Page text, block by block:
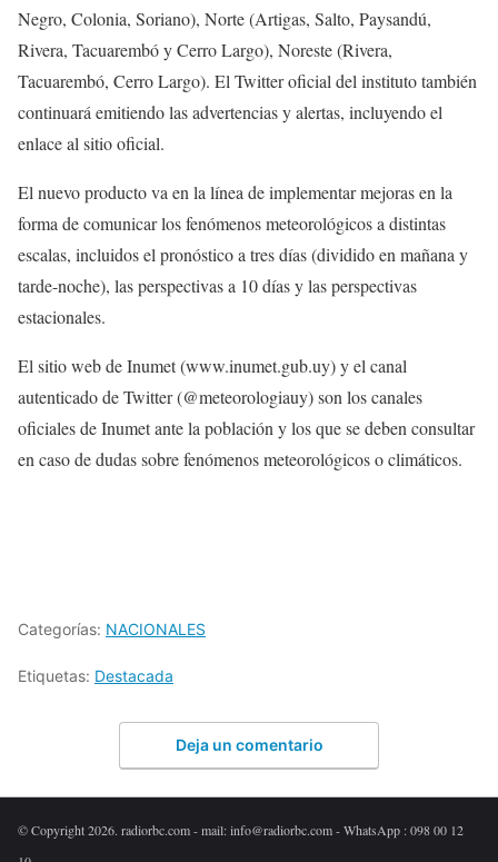
Negro, Colonia, Soriano), Norte (Artigas, Salto, Paysandú,
Rivera, Tacuarembó y Cerro Largo), Noreste (Rivera,
Tacuarembó, Cerro Largo). El Twitter oficial del instituto también
continuará emitiendo las advertencias y alertas, incluyendo el
enlace al sitio oficial.
El nuevo producto va en la línea de implementar mejoras en la
forma de comunicar los fenómenos meteorológicos a distintas
escalas, incluidos el pronóstico a tres días (dividido en mañana y
tarde-noche), las perspectivas a 10 días y las perspectivas
estacionales.
El sitio web de Inumet (www.inumet.gub.uy) y el canal
autenticado de Twitter (@meteorologiauy) son los canales
oficiales de Inumet ante la población y los que se deben consultar
en caso de dudas sobre fenómenos meteorológicos o climáticos.
Categorías: NACIONALES
Etiquetas: Destacada
Deja un comentario
© Copyright 2026. radiorbc.com - mail: info@radiorbc.com - WhatsApp : 098 00 12